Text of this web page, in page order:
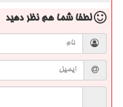
لطفا شما همنظر دهید